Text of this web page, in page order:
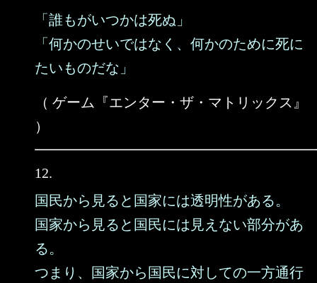
「誰もがいつかは死ぬ」
「何かのせいではなく、何かのために死に
たいものだな」
（ ゲーム『エンター・ザ・マトリックス』
）
12.
国民から見ると国家には透明性がある。
国家から見ると国民には見えない部分があ
る。
つまり、国家から国民に対しての一方通行